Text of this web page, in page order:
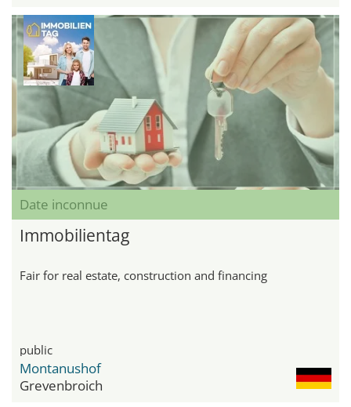
Date inconnue
Immobilientag
Fair for real estate, construction and financing
public
Montanushof
Grevenbroich